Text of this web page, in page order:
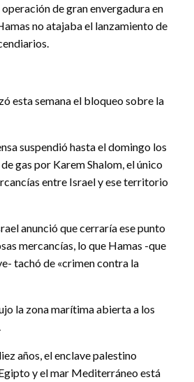
de gran envergadura en
no atajaba el lanzamiento de
esta semana el bloqueo sobre la
suspendió hasta el domingo los
gas por Karem Shalom, el único
entre Israel y ese territorio
anunció que cerraría ese punto
mercancías, lo que Hamas -que
tachó de «crimen contra la
la zona marítima abierta a los
años, el enclave palestino
y el mar Mediterráneo está